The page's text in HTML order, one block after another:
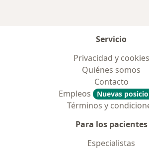
Servicio
Privacidad y cookies
Quiénes somos
Contacto
Empleos
Nuevas
Términos y
Para los pacientes
Especialistas